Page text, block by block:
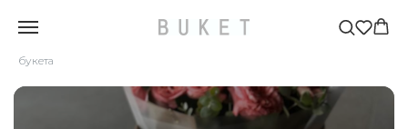
Главная
букета